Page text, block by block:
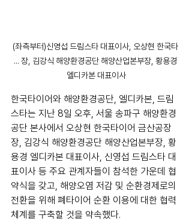
(좌측부터)신영섭 드림스타 대표이사, 오상현 한국타
... 장, 김강식 해양환경공단 해양산업본부장, 황용경
엘디카본 대표이사
한국타이어와 해양환경공단, 엘디카본, 드림
스타는 지난 8일 오후, 서울 송파구 해양환경
공단 본사에서 오상현 한국타이어 금산공장
장, 김강식 해양환경공단 해양산업본부장, 황
용경 엘디카본 대표이사, 신영섭 드림스타 대
표이사 등 주요 관계자들이 참석한 가운데 협
약식을 갖고, 해양오염 저감 및 순환경제로의
전환을 위해 폐타이어 순환 이용에 대한 협력
체계를 구축할 것을 약속했다.